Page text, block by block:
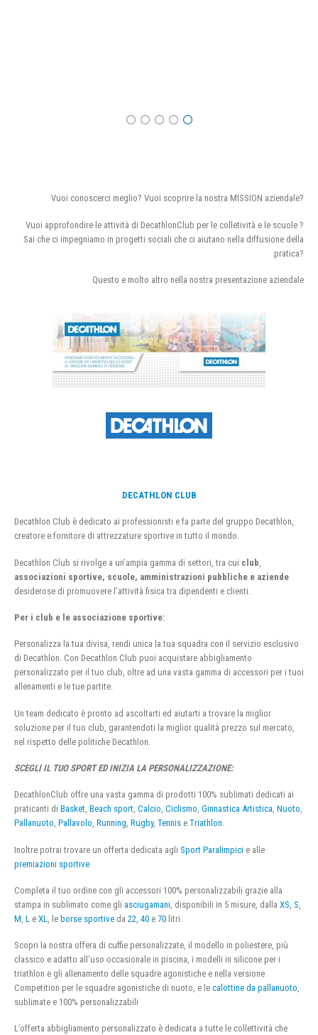
Vuoi conoscerci meglio? Vuoi scoprire la nostra MISSION aziendale?
Vuoi approfondire le attività di DecathlonClub per le colletività e le scuole ?
Sai che ci impegniamo in progetti sociali che ci aiutano nella diffusione della
pratica?
Questo e molto altro nella nostra presentazione aziendale
DECATHLON CLUB
Decathlon Club è dedicato ai professionisti e fa parte del gruppo Decathlon,
creatore e fornitore di attrezzature sportive in tutto il mondo.
Decathlon Club si rivolge a un’ampia gamma di settori, tra cui club
associazioni sportive, scuole, amministrazioni pubbliche e aziende
desiderose di promuovere l’attività fisica tra dipendenti e clienti.
Per i club e le associazione sportive:
Personalizza la tua divisa, rendi unica la tua squadra con il servizio esclusivo
di Decathlon. Con Decathlon Club puoi acquistare abbigliamento
personalizzato per il tuo club, oltre ad una vasta gamma di accessori per i tuoi
allenamenti e le tue partite.
Un team dedicato è pronto ad ascoltarti ed aiutarti a trovare la miglior
soluzione per il tuo club, garantendoti la miglior qualità prezzo sul mercato,
nel rispetto delle politiche Decathlon.
SCEGLI IL TUO SPORT ED INIZIA LA PERSONALIZZAZIONE:
DecathlonClub offre una vasta gamma di prodotti 100% sublimati dedicati ai
praticanti di Basket, Beach sport, Calcio, Ciclismo, Ginnastica Artistica, Nuoto,
Pallanuoto, Pallavolo, Running, Rugby, Tennis e Triathlon.
Inoltre potrai trovare un offerta dedicata agli Sport Paralimpici e alle
premiazioni sportive
Completa il tuo ordine con gli accessori 100% personalizzabili grazie alla
stampa in sublimato come gli asciugamani , disponibili in 5 misure, dalla XS S
M L e XL , le borse sportive da 22 40 e 70 litri.
Scopri la nostra offera di cuffie personalizzate, il modello in poliestere, più
classico e adatto all’uso occasionale in piscina, i modelli in silicone per i
triathlon e gli allenamento delle squadre agonistiche e nella versione
Competition per le squadre agonistiche di nuoto, e le calottine da pallanuoto,
sublimate e 100% personalizzabili
L’offerta abbigliamento personalizzato è dedicata a tutte le collettività che